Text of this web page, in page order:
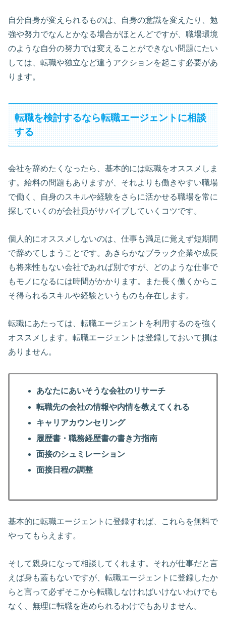
自分自身が変えられるものは、自身の意識を変えたり、勉
強や努力でなんとかなる場合がほとんどですが、職場環境
のような自分の努力では変えることができない問題にたい
しては、転職や独立など違うアクションを起こす必要があ
ります。
転職を検討するなら転職エージェントに相談
する
会社を辞めたくなったら、基本的には転職をオススメしま
す。給料の問題もありますが、それよりも働きやすい職場
で働く、自身のスキルや経験をさらに活かせる職場を常に
探していくのが会社員がサバイブしていくコツです。
個人的にオススメしないのは、仕事も満足に覚えず短期間
で辞めてしまうことです。あきらかなブラック企業や成長
も将来性もない会社であれば別ですが、どのような仕事で
もモノになるには時間がかかります。また長く働くからこ
そ得られるスキルや経験というものも存在します。
転職にあたっては、転職エージェントを利用するのを強く
オススメします。転職エージェントは登録しておいて損は
ありません。
あなたにあいそうな会社のリサーチ
転職先の会社の情報や内情を教えてくれる
キャリアカウンセリング
履歴書・職務経歴書の書き方指南
面接のシュミレーション
面接日程の調整
基本的に転職エージェントに登録すれば、これらを無料で
やってもらえます。
そして親身になって相談してくれます。それが仕事だと言
えば身も蓋もないですが、転職エージェントに登録したか
らと言って必ずそこから転職しなければいけないわけでも
なく、無理に転職を進められるわけでもありません。